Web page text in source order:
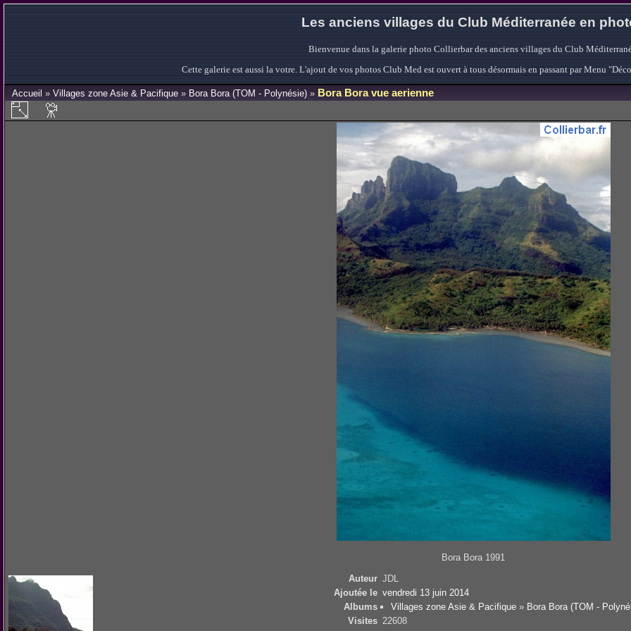
Les anciens villages du Club Méditerranée en
Bienvenue dans la galerie photo Collierbar des anciens villages du Club
Cette galerie est aussi la votre. L'ajout de vos photos Club Med est ouvert à tous désormais en passant par Menu
Accueil » Villages zone Asie & Pacifique » Bora Bora (TOM - Polynésie) » Bora Bora vue aerienne
Bora Bora 1991
Auteur JDL
Ajoutée le vendredi 13 juin 2014
Albums
Villages zone Asie & Pacifique » Bora Bora (TOM -
Visites 22608